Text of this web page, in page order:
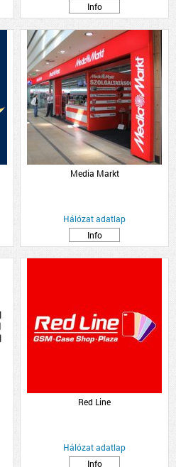
Info
Media Markt
Hálózat adatlap
Info
Red Line
Hálózat adatlap
Info